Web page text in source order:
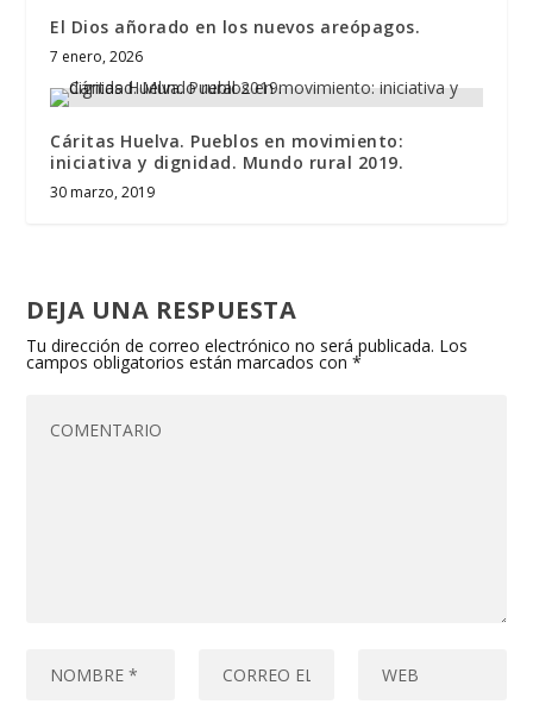
El Dios añorado en los nuevos areópagos.
7 enero, 2026
Cáritas Huelva. Pueblos en movimiento:
iniciativa y dignidad. Mundo rural 2019.
30 marzo, 2019
DEJA UNA RESPUESTA
Tu dirección de correo electrónico no será publicada. Los
campos obligatorios están marcados con*